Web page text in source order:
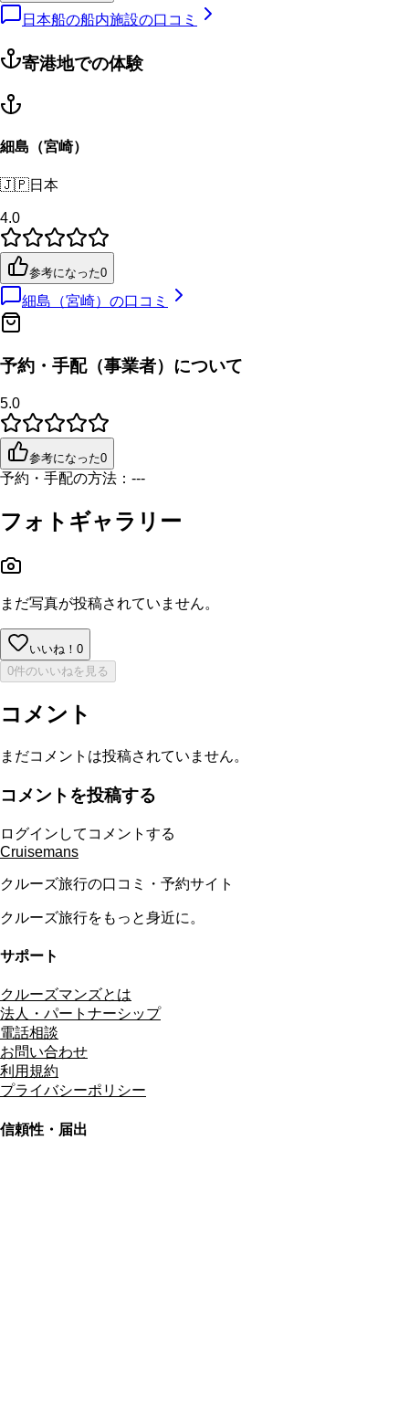
日本船の船内施設の口コミ
寄港地での体験
細島（宮崎）
🇯🇵日本
4.0
参考になった0
細島（宮崎） の口コミ
予約・手配（事業者）について
5.0
参考になった0
予約・手配の方法： ---
フォトギャラリー
まだ写真が投稿されていません。
いいね！ 0
0件のいいねを見る
コメント
まだコメントは投稿されていません。
コメントを投稿する
ログインしてコメントする
Cruisemans
クルーズ旅行の口コミ・予約サイト
クルーズ旅行をもっと身近に。
サポート
クルーズマンズとは
法人・パートナーシップ
電話相談
お問い合わせ
利用規約
プライバシーポリシー
信頼性・届出